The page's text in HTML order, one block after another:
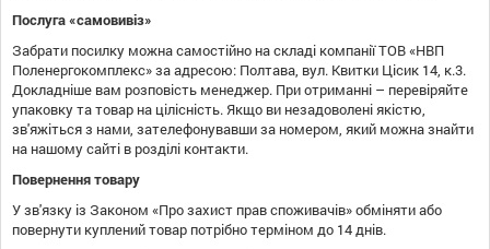
Послуга «самовивіз»
Забрати посилку можна самостійно на складі компанії ТОВ «НВП
Поленергокомплекс» за адресою: Полтава, вул. Квитки Цісик 14, к.3.
Докладніше вам розповість менеджер. При отриманні – перевіряйте
упаковку та товар на цілісність. Якщо ви незадоволені якістю,
зв'яжіться з нами, зателефонувавши за номером, який можна знайти
на нашому сайті в розділі контакти.
Повернення товару
У зв'язку із Законом «Про захист прав споживачів» обміняти або
повернути куплений товар потрібно терміном до 14 днів.